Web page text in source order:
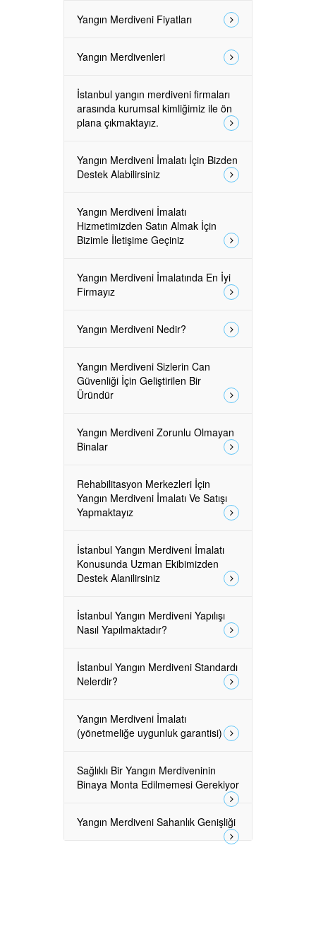
Yangın Merdiveni Fiyatları
Yangın Merdivenleri
İstanbul yangın merdiveni firmaları
arasında kurumsal kimliğimiz ile ön
plana çıkmaktayız.
Yangın Merdiveni İmalatı İçin Bizden
Destek Alabilirsiniz
Yangın Merdiveni İmalatı
Hizmetimizden Satın Almak İçin
Bizimle İletişime Geçiniz
Yangın Merdiveni İmalatında En İyi
Firmayız
Yangın Merdiveni Nedir?
Yangın Merdiveni Sizlerin Can
Güvenliği İçin Geliştirilen Bir
Üründür
Yangın Merdiveni Zorunlu Olmayan
Binalar
Rehabilitasyon Merkezleri İçin
Yangın Merdiveni İmalatı Ve Satışı
Yapmaktayız
İstanbul Yangın Merdiveni İmalatı
Konusunda Uzman Ekibimizden
Destek Alanilirsiniz
İstanbul Yangın Merdiveni Yapılışı
Nasıl Yapılmaktadır?
İstanbul Yangın Merdiveni Standardı
Nelerdir?
Yangın Merdiveni İmalatı
(yönetmeliğe uygunluk garantisi)
Sağlıklı Bir Yangın Merdiveninin
Binaya Monta Edilmemesi Gerekiyor
Yangın Merdiveni Sahanlık Genişliği